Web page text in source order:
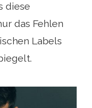
diese
das Fehlen
Labels